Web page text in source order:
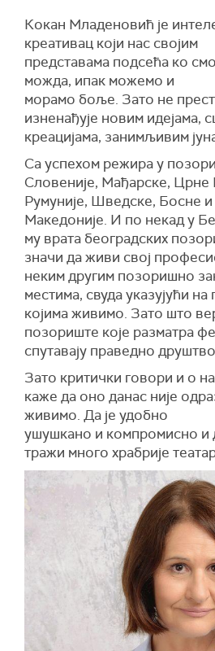
Кокан Младеновић је
креативац који нас својим
представама подсећа ко
можда, ипак можемо и
морамо боље. Зато не
изненађује новим идејама,
креацијама, занимљивим
Са успехом режира у
Словеније, Мађарске, Црне
Румуније, Шведске, Босне
Македоније. И по некад у
му врата београдских
значи да живи свој
неким другим позоришно
местима, свуда указујући
којима живимо. Зато што
позориште које разматра
спутавају праведно
Зато критички говори и о
каже да оно данас није
живимо. Да је удобно
ушушкано и компромисно и
тражи много храбрије